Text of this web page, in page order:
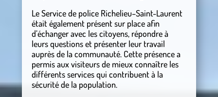
Le Service de police Richelieu–Saint-Laurent
était également présent sur place afin
d’échanger avec les citoyens, répondre à
leurs questions et présenter leur travail
auprès de la communauté. Cette présence a
permis aux visiteurs de mieux connaître les
différents services qui contribuent à la
sécurité de la population.